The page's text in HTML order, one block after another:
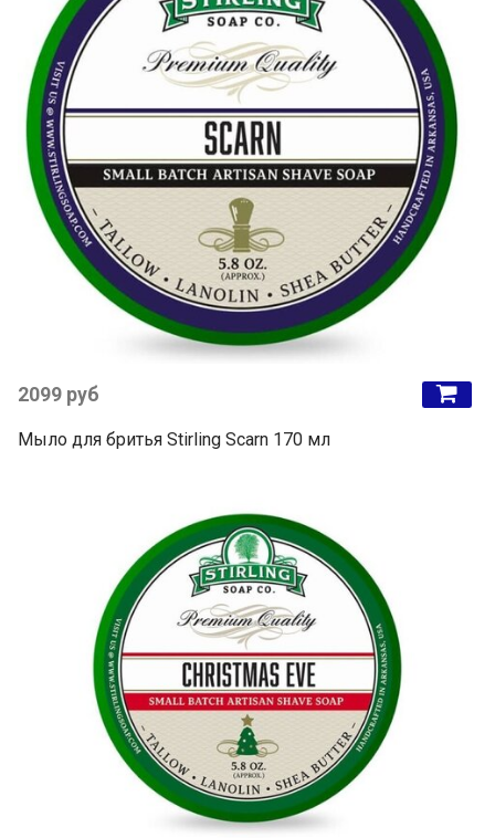
2099 руб
Мыло для бритья Stirling Scarn 170 мл